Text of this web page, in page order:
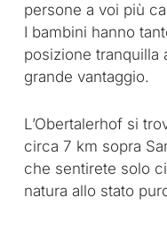
persone a voi più
I bambini hanno
posizione tranquilla
grande vantaggio.
L’Obertalerhof si
circa 7 km sopra
che sentirete solo
natura allo stato